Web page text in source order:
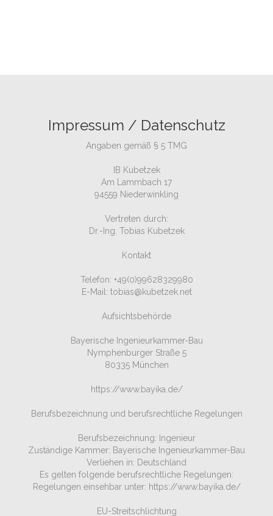
Impressum / Datenschutz
Angaben gemäß § 5 TMG
IB Kubetzek
Am Lammbach 17
94559 Niederwinkling
Vertreten durch:
Dr.-Ing. Tobias Kubetzek
Kontakt
Telefon: +49(0)99628329980
E-Mail: tobias@kubetzek.net
Aufsichtsbehörde
Bayerische Ingenieurkammer-Bau
Nymphenburger Straße 5
80335 München
https://www.bayika.de/
Berufsbezeichnung und berufsrechtliche Regelungen
Berufsbezeichnung: Ingenieur
Zuständige Kammer: Bayerische Ingenieurkammer-Bau
Verliehen in: Deutschland
Es gelten folgende berufsrechtliche Regelungen:
Regelungen einsehbar unter: https://www.bayika.de/
EU-Streitschlichtung